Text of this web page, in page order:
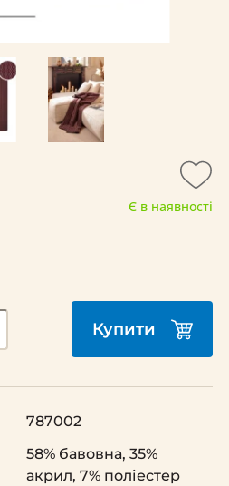
Є в наявності
Купити
787002
58% бавовна, 35%
акрил, 7% поліестер